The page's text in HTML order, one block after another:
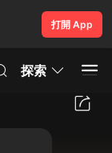
打開 App
探索